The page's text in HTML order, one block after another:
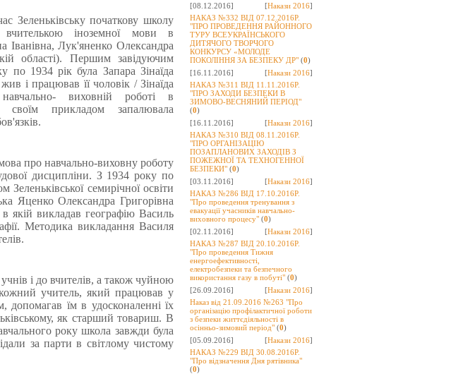
[08.12.2016]
[Накази 2016]
НАКАЗ №332 ВІД 07.12.2016Р.
"ПРО ПРОВЕДЕННЯ РАЙОННОГО
ТУРУ ВСЕУКРАЇНСЬКОГО
ДИТЯЧОГО ТВОРЧОГО
КОНКУРСУ «МОЛОДЕ
ПОКОЛІННЯ ЗА БЕЗПЕКУ ДР" (0)
[16.11.2016]
[Накази 2016]
НАКАЗ №311 ВІД 11.11.2016Р.
"ПРО ЗАХОДИ БЕЗПЕКИ В
ЗИМОВО-ВЕСНЯНИЙ ПЕРІОД"
(0)
[16.11.2016]
[Накази 2016]
НАКАЗ №310 ВІД 08.11.2016Р.
"ПРО ОРГАНІЗАЦІЮ
ПОЗАПЛАНОВИХ ЗАХОДІВ З
ПОЖЕЖНОЇ ТА ТЕХНОГЕННОЇ
БЕЗПЕКИ" (0)
[03.11.2016]
[Накази 2016]
НАКАЗ №286 ВІД 17.10.2016Р.
"Про проведення тренування з
евакуації учасників навчально-
виховного процесу" (0)
[02.11.2016]
[Накази 2016]
НАКАЗ №287 ВІД 20.10.2016Р.
"Про проведення Тижня
енергоефективності,
електробезпеки та безпечного
використання газу в побуті" (0)
[26.09.2016]
[Накази 2016]
Наказ від 21.09.2016 №263 "Про
організацію профілактичної роботи
з безпеки життєдіяльності в
осінньо-зимовий період" (0)
[05.09.2016]
[Накази 2016]
НАКАЗ №229 ВІД 30.08.2016Р.
"Про відзначення Дня рятівника"
(0)
Зеленьківську початкову школу
іноземної мови в
Іванівна, Лук'яненко Олександра
області). Першим завідуючим
по 1934 рік була Запара Зінаїда
і працював її чоловік / Зінаїда
виховній роботі в
своїм прикладом запалювала
про навчально-виховну роботу
дисципліни. З 1934 року по
семирічної освіти
Яценко Олександра Григорівна
якій викладав географію Василь
Методика викладання Василя
і до вчителів, а також чуйною
учитель, який працював у
допомагав їм в удосконаленні їх
як старший товариш. В
року школа завжди була
за парти в світлому чистому